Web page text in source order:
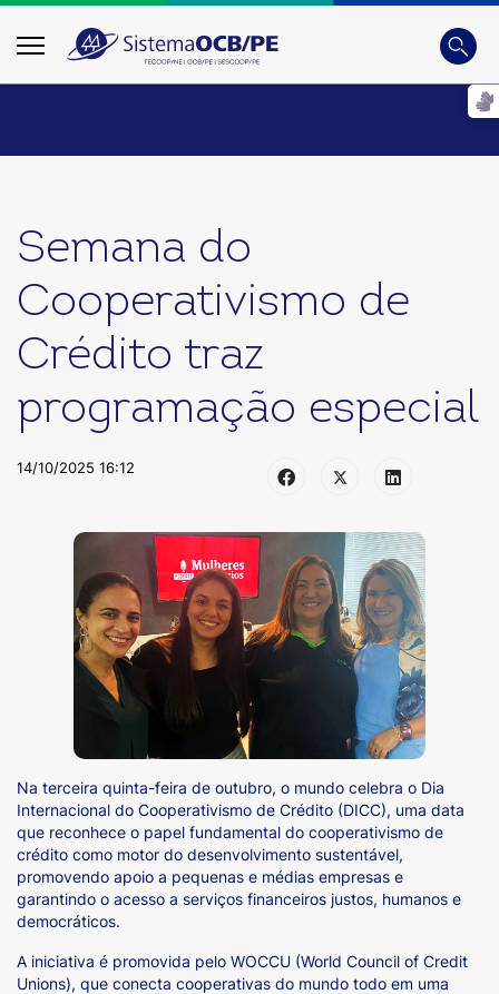
Busca
Semana do
Cooperativismo de
Crédito traz
programação especial
14/10/2025 16:12
Na terceira quinta-feira de outubro, o mundo celebra o Dia
Internacional do Cooperativismo de Crédito (DICC), uma data
que reconhece o papel fundamental do cooperativismo de
crédito como motor do desenvolvimento sustentável,
promovendo apoio a pequenas e médias empresas e
garantindo o acesso a serviços financeiros justos, humanos e
democráticos.
A iniciativa é promovida pelo WOCCU (World Council of Credit
Unions), que conecta cooperativas do mundo todo em uma